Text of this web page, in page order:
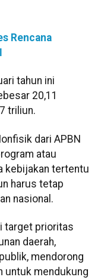
Rencana
tahun ini
20,11
triliun.
dari APBN
atau
kebijakan tertentu
harus tetap
nasional.
target prioritas
daerah,
mendorong
untuk mendukung